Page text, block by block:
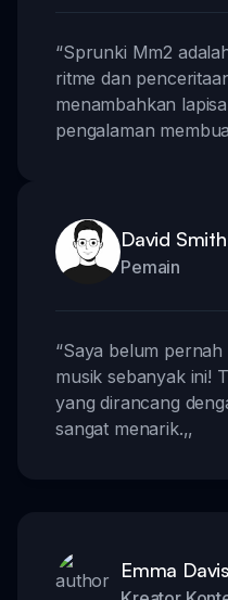
“Sprunki Mm2
ritme dan
menambahkan
pengalaman
David Smith
Pemain
“Saya belum pernah
musik sebanyak ini!
yang dirancang
sangat menarik.,,
Emma Davis